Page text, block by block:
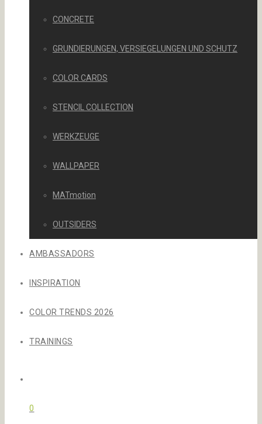
CONCRETE
GRUNDIERUNGEN, VERSIEGELUNGEN UND SCHUTZ
COLOR CARDS
STENCIL COLLECTION
WERKZEUGE
WALLPAPER
MATmotion
OUTSIDERS
AMBASSADORS
INSPIRATION
COLOR TRENDS 2026
TRAININGS
0